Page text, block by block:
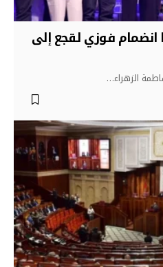
انضمام فوزي لقجع إلى
…